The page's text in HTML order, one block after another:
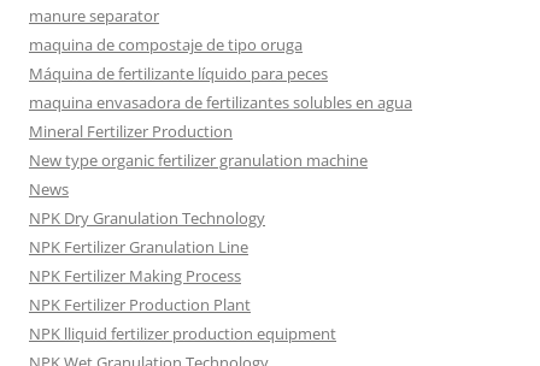
manure separator
maquina de compostaje de tipo oruga
Máquina de fertilizante líquido para peces
maquina envasadora de fertilizantes solubles en agua
Mineral Fertilizer Production
New type organic fertilizer granulation machine
News
NPK Dry Granulation Technology
NPK Fertilizer Granulation Line
NPK Fertilizer Making Process
NPK Fertilizer Production Plant
NPK lliquid fertilizer production equipment